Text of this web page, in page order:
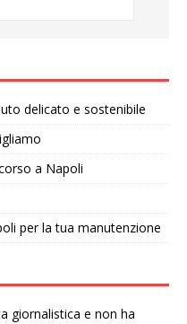
delicato e sostenibile
a Napoli
per la tua manutenzione
giornalistica e non ha